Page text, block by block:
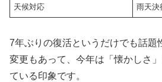
天候対応 雨天決
7年ぶりの復活というだけでも話題
変更もあって、今年は「懐かしさ
ている印象です。